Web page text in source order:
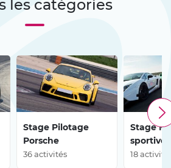
vrai décor régional, avec en toile de
franciliens comme le
les catégories
Stage Pilotage
Porsche
36 activités
Stage
sportives
18